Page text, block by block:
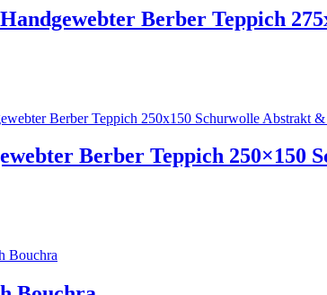
Berber Teppich
Berber Teppich